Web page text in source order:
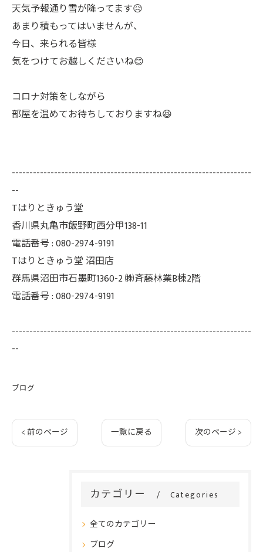
天気予報通り雪が降ってます😥
あまり積もってはいませんが、
今日、来られる皆様
気をつけてお越しくださいね😊
コロナ対策をしながら
部屋を温めてお待ちしておりますね😆
--------------------------------------------------------------------
--
Tはりときゅう堂
香川県丸亀市飯野町西分甲138-11
電話番号 : 080-2974-9191
Tはりときゅう堂 沼田店
群馬県沼田市石墨町1360-2 ㈱斉藤林業B棟2階
電話番号 : 080-2974-9191
--------------------------------------------------------------------
--
ブログ
< 前のページ 一覧に戻る 次のページ >
カテゴリー Categories
全てのカテゴリー
ブログ